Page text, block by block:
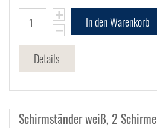
In den Warenkorb
Details
Schirmständer weiß, 2 Schirme